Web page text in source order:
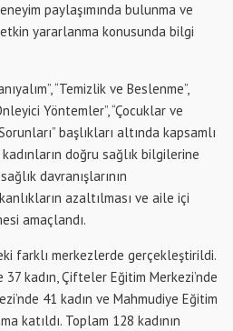
paylaşımında bulunma ve
yararlanma konusunda bilgi
“Temizlik ve Beslenme”,
Yöntemler”, “Çocuklar ve
başlıkları altında kapsamlı
doğru sağlık bilgilerine
davranışlarının
azaltılması ve aile içi
amaçlandı.
farklı merkezlerde gerçekleştirildi.
37 kadın, Çifteler Eğitim Merkezi’nde
41 kadın ve Mahmudiye Eğitim
katıldı. Toplam 128 kadının